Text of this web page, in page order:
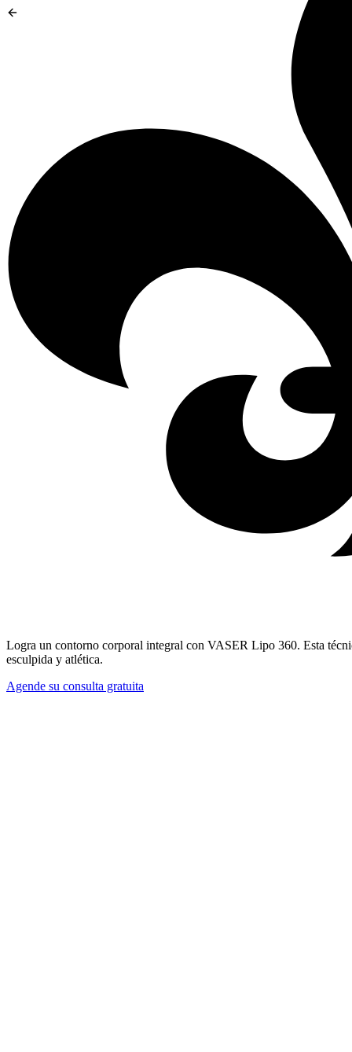
Logra un contorno corporal integral con VASER Lipo 360. Esta
esculpida y atlética.
Agende su consulta gratuita